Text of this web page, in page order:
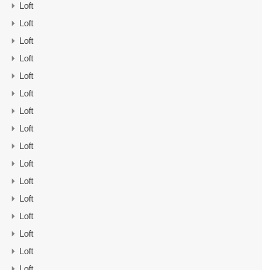
Loft
Loft
Loft
Loft
Loft
Loft
Loft
Loft
Loft
Loft
Loft
Loft
Loft
Loft
Loft